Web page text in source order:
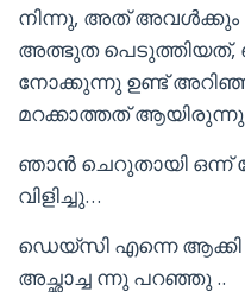
നിന്നു, അത് അവൾക്കും
അത്ഭുത
നോക്കുന്നു ഉണ്ട്
മറക്കാത്തത്
ഞാൻ ചെറുതായി ഒന്ന്
വിളിച്ചു…
ഡെയ്സി എന്നെ ആക്കി
അച്ഛാച്ച ന്നു പറഞ്ഞു ..